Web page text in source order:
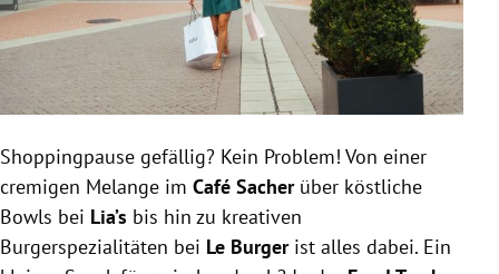
Shoppingpause gefällig? Kein Problem! Von einer
cremigen Melange im Café Sacherüber köstliche
Bowls bei Lia’s bis hin zu kreativen
Burgerspezialitäten bei Le Burgerist alles dabei. Ein